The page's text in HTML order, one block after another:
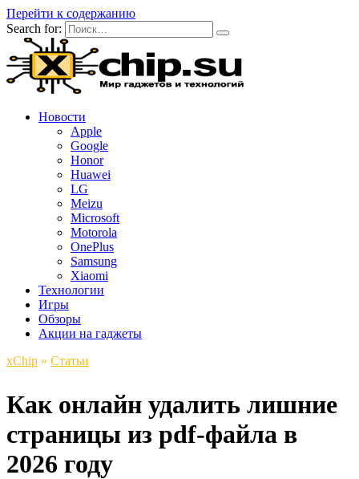
Перейти к содержанию
Search for:
Новости
Apple
Google
Honor
Huawei
LG
Meizu
Microsoft
Motorola
OnePlus
Samsung
Xiaomi
Технологии
Игры
Обзоры
Акции на гаджеты
xСhip » Статьи
Как онлайн удалить лишние
страницы из pdf-файла в
2026 году